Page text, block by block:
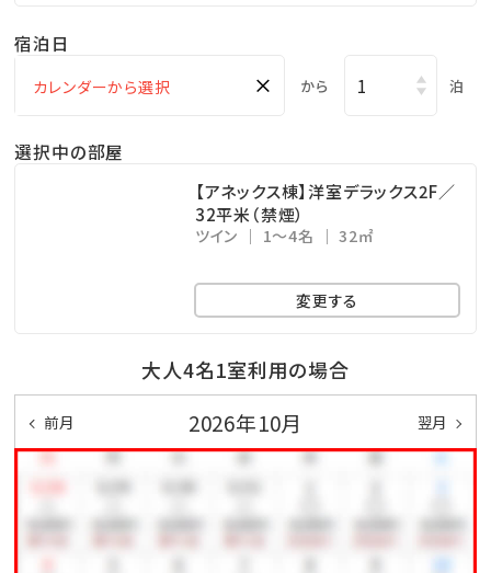
営業時間／9:00～20:00
※チェックイン15:00～チェックアウト11:00までご利用
・ドリンクと小菓子をご自由にお召し上がりください。
・広々としたスペースは、リモートワークの利用も可能で
ニティ類は付いておりません。
※3歳以上のお子様は、朝食代1,000円を別途頂戴いた
します。
□ホテル敷地内で楽しめる！遊びメニューをご紹介（※
有料）
宿泊日
× から 泊
選択中の部屋
【アネックス棟】洋室デラックス2F／
32平米（禁煙）
ツイン 1～4名 32㎡
変更する
大人4名1室利用の場合
前月 2026年10月 翌月